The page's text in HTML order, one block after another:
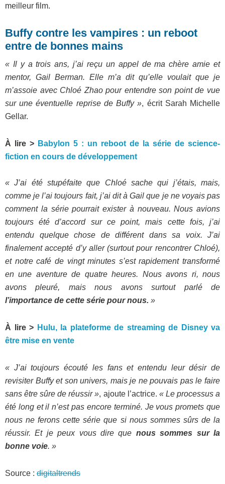
meilleur film.
Buffy contre les vampires : un reboot
entre de bonnes mains
« Il y a trois ans, j’ai reçu un appel de ma chère amie et
mentor, Gail Berman. Elle m’a dit qu’elle voulait que je
m’assoie avec Chloé Zhao pour entendre son point de vue
sur une éventuelle reprise de Buffy », écrit Sarah Michelle
Gellar.
À lire > Babylon 5 : un reboot de la série de science-
fiction en cours de développement
« J’ai été stupéfaite que Chloé sache qui j’étais, mais,
comme je l’ai toujours fait, j’ai dit à Gail que je ne voyais pas
comment la série pourrait exister à nouveau. Nous avions
toujours été d’accord sur ce point, mais cette fois, j’ai
entendu quelque chose de différent dans sa voix. J’ai
finalement accepté d’y aller (surtout pour rencontrer Chloé),
et notre café de vingt minutes s’est rapidement transformé
en une aventure de quatre heures. Nous avons ri, nous
avons pleuré, mais nous avons surtout parlé de
l’importance de cette série pour nous. »
À lire > Hulu, la plateforme de streaming de Disney va
être mise en vente
« J’ai toujours écouté les fans et entendu leur désir de
revisiter Buffy et son univers, mais je ne pouvais pas le faire
sans être sûre de réussir », ajoute l’actrice. « Le processus a
été long et il n’est pas encore terminé. Je vous promets que
nous ne ferons cette série que si nous sommes sûrs de la
réussir. Et je peux vous dire que nous sommes sur la
bonne voie. »
Source : digitaltrends